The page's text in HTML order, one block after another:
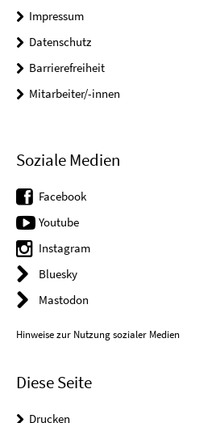
Impressum
Datenschutz
Barrierefreiheit
Mitarbeiter/-innen
Soziale Medien
Facebook
Youtube
Instagram
Bluesky
Mastodon
Hinweise zur Nutzung sozialer Medien
Diese Seite
Drucken